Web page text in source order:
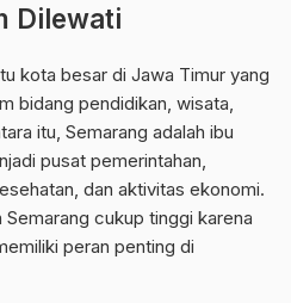
Dilewati
kota besar di Jawa Timur yang
bidang pendidikan, wisata,
itu, Semarang adalah ibu
pusat pemerintahan,
dan aktivitas ekonomi.
cukup tinggi karena
peran penting di